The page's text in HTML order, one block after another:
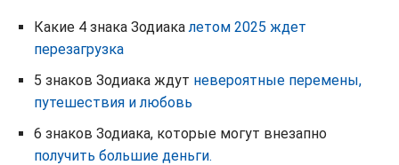
Какие 4 знака Зодиакалетом 2025 ждет
перезагрузка
5 знаков Зодиака ждут невероятные перемены,
путешествия и любовь
6 знаков Зодиака, которые могут внезапно
получить большие деньги.